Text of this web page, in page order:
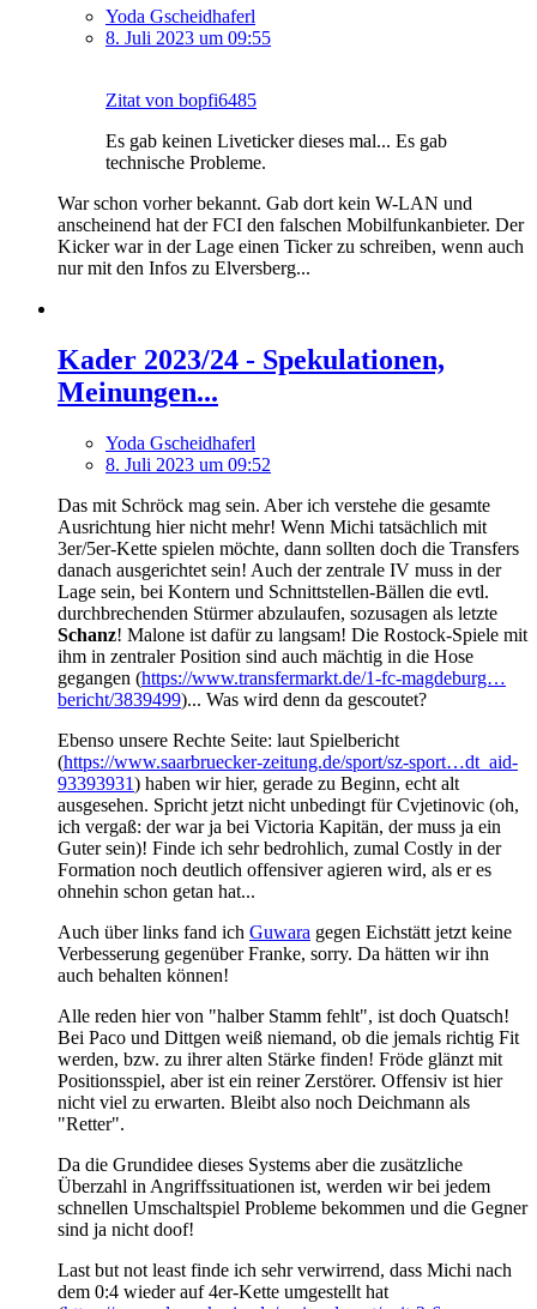
Yoda Gscheidhaferl
8. Juli 2023 um 09:55
Zitat von bopfi6485
Es gab keinen Liveticker dieses mal... Es gab
technische Probleme.
War schon vorher bekannt. Gab dort kein W-LAN und
anscheinend hat der FCI den falschen Mobilfunkanbieter. Der
Kicker war in der Lage einen Ticker zu schreiben, wenn auch
nur mit den Infos zu Elversberg...
Kader 2023/24 - Spekulationen,
Meinungen...
Yoda Gscheidhaferl
8. Juli 2023 um 09:52
Das mit Schröck mag sein. Aber ich verstehe die gesamte
Ausrichtung hier nicht mehr! Wenn Michi tatsächlich mit
3er/5er-Kette spielen möchte, dann sollten doch die Transfers
danach ausgerichtet sein! Auch der zentrale IV muss in der
Lage sein, bei Kontern und Schnittstellen-Bällen die evtl.
durchbrechenden Stürmer abzulaufen, sozusagen als letzte
Schanz! Malone ist dafür zu langsam! Die Rostock-Spiele mit
ihm in zentraler Position sind auch mächtig in die Hose
gegangen (https://www.transfermarkt.de/1-fc-magdeburg…
bericht/3839499)... Was wird denn da gescoutet?
Ebenso unsere Rechte Seite: laut Spielbericht
(https://www.saarbruecker-zeitung.de/sport/sz-sport…dt_aid-
93393931) haben wir hier, gerade zu Beginn, echt alt
ausgesehen. Spricht jetzt nicht unbedingt für Cvjetinovic (oh,
ich vergaß: der war ja bei Victoria Kapitän, der muss ja ein
Guter sein)! Finde ich sehr bedrohlich, zumal Costly in der
Formation noch deutlich offensiver agieren wird, als er es
ohnehin schon getan hat...
Auch über links fand ich Guwara gegen Eichstätt jetzt keine
Verbesserung gegenüber Franke, sorry. Da hätten wir ihn
auch behalten können!
Alle reden hier von "halber Stamm fehlt", ist doch Quatsch!
Bei Paco und Dittgen weiß niemand, ob die jemals richtig Fit
werden, bzw. zu ihrer alten Stärke finden! Fröde glänzt mit
Positionsspiel, aber ist ein reiner Zerstörer. Offensiv ist hier
nicht viel zu erwarten. Bleibt also noch Deichmann als
"Retter".
Da die Grundidee dieses Systems aber die zusätzliche
Überzahl in Angriffssituationen ist, werden wir bei jedem
schnellen Umschaltspiel Probleme bekommen und die Gegner
sind ja nicht doof!
Last but not least finde ich sehr verwirrend, dass Michi nach
dem 0:4 wieder auf 4er-Kette umgestellt hat